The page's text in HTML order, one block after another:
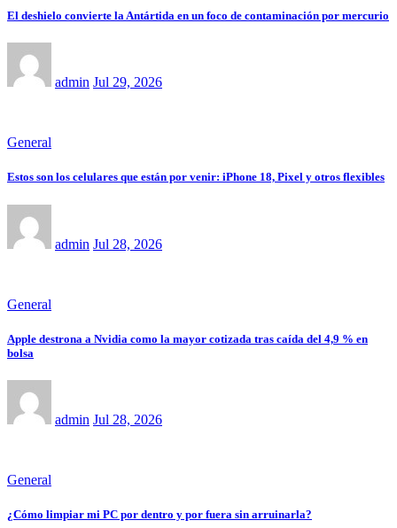
El deshielo convierte la Antártida en un foco de contaminación por mercurio
admin Jul 29, 2026
General
Estos son los celulares que están por venir: iPhone 18, Pixel y otros flexibles
admin Jul 28, 2026
General
Apple destrona a Nvidia como la mayor cotizada tras caída del 4,9 % en
bolsa
admin Jul 28, 2026
General
¿Cómo limpiar mi PC por dentro y por fuera sin arruinarla?